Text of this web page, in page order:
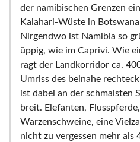
der namibischen Grenzen
Kalahari-Wüste in
Nirgendwo ist Namibia so
üppig, wie im Caprivi. Wie
ragt der Landkorridor ca.
Umriss des beinahe
ist dabei an der schmalsten
breit. Elefanten,
Warzenschweine, eine
nicht zu vergessen mehr als